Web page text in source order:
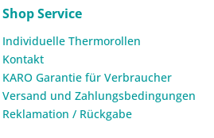
Shop Service
Individuelle Thermorollen
Kontakt
KARO Garantie für Verbraucher
Versand und Zahlungsbedingungen
Reklamation / Rückgabe